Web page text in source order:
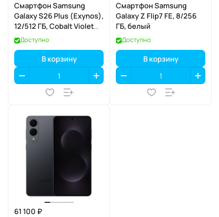
Смартфон Samsung
Galaxy S26 Plus (Exynos),
12/512 ГБ, Cobalt Violet
(кобальтовый
фиолетовый)
Доступно
В корзину
Смартфон Samsung
Galaxy Z Flip7 FE, 8/256
ГБ, белый
Доступно
В корзину
61 100 ₽